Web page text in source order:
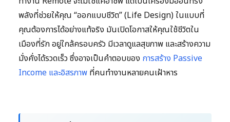
พลังที่ช่วยให้คุณ “ออกแบบชีวิต” (Life Design) ในแบบที่
คุณต้องการได้อย่างแท้จริง มันเปิดโอกาสให้คุณใช้ชีวิตใน
เมืองที่รัก อยู่ใกล้ครอบครัว มีเวลาดูแลสุขภาพ และสร้างความ
มั่งคั่งได้รวดเร็ว ซึ่งอาจเป็นคำตอบของ การสร้าง Passive
Income และอิสรภาพ ที่คนทำงานหลายคนเฝ้าหาร